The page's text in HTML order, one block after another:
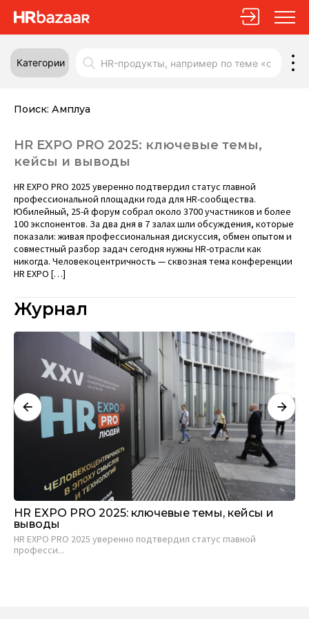
Категории
Поиск: Амплуа
HR EXPO PRO 2025: ключевые темы,
кейсы и выводы
HR EXPO PRO 2025 уверенно подтвердил статус главной
профессиональной площадки года для HR-сообщества.
Юбилейный, 25-й форум собрал около 3700 участников и более
100 экспонентов. За два дня в 7 залах шли обсуждения, которые
показали: живая профессиональная дискуссия, обмен опытом и
совместный разбор задач сегодня нужны HR-отрасли как
никогда. Человекоцентричность — сквозная тема конференции
HR EXPO […]
Журнал
HR EXPO PRO 2025: ключевые темы, кейсы и
выводы
HR EXPO PRO 2025 уверенно подтвердил статус главной
професси...